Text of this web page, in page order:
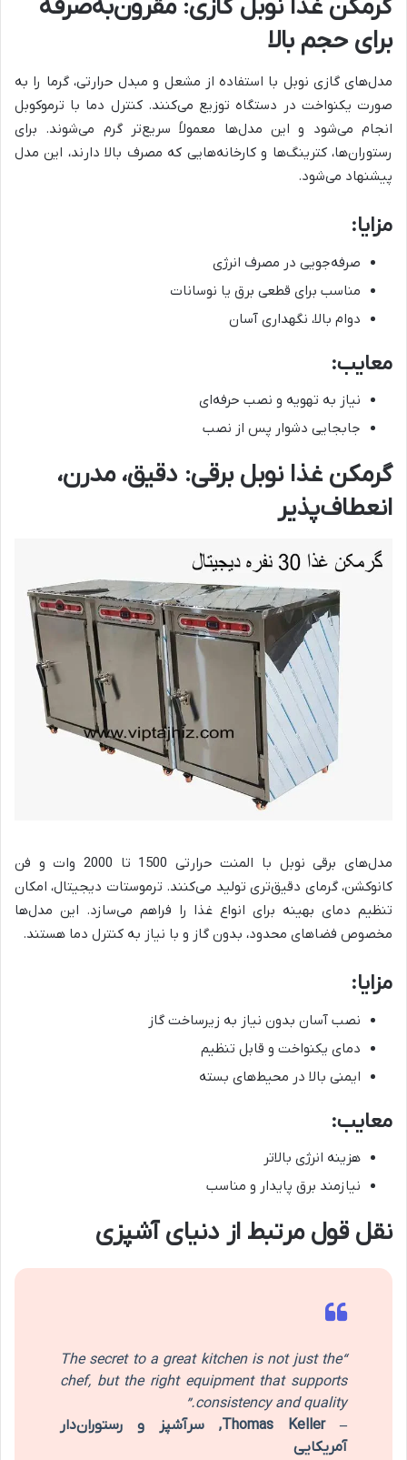
گرمکن غذا نوبل گازی: مقرون‌به‌صرفه
برای حجم بالا
مدل‌های گازی نوبل با استفاده از مشعل و مبدل حرارتی، گرما را به
صورت یکنواخت در دستگاه توزیع می‌کنند. کنترل دما با ترموکوبل
انجام می‌شود و این مدل‌ها معمولاً سریع‌تر گرم می‌شوند. برای
رستوران‌ها، کترینگ‌ها و کارخانه‌هایی که مصرف بالا دارند، این مدل
پیشنهاد می‌شود.
مزایا:
صرفه‌جویی در مصرف انرژی
مناسب برای قطعی برق یا نوسانات
دوام بالا، نگهداری آسان
معایب:
نیاز به تهویه و نصب حرفه‌ای
جابجایی دشوار پس از نصب
گرمکن غذا نوبل برقی: دقیق، مدرن،
انعطاف‌پذیر
مدل‌های برقی نوبل با المنت حرارتی 1500 تا 2000 وات و فن
کانوکشن، گرمای دقیق‌تری تولید می‌کنند. ترموستات دیجیتال، امکان
تنظیم دمای بهینه برای انواع غذا را فراهم می‌سازد. این مدل‌ها
مخصوص فضاهای محدود، بدون گاز و با نیاز به کنترل دما هستند.
مزایا:
نصب آسان بدون نیاز به زیرساخت گاز
دمای یکنواخت و قابل تنظیم
ایمنی بالا در محیط‌های بسته
معایب:
هزینه انرژی بالاتر
نیازمند برق پایدار و مناسب
نقل قول مرتبط از دنیای آشپزی
“The secret to a great kitchen is not just the
chef, but the right equipment that supports
consistency and quality.”
– Thomas Keller, سرآشپز و رستوران‌دار
آمریکایی